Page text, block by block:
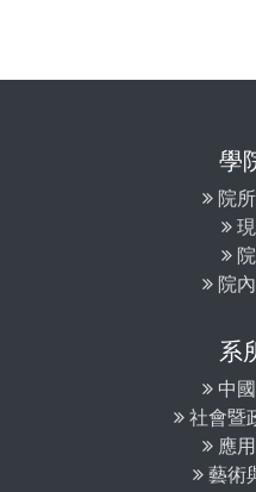
學
院
現
院
院
系
中
社會暨
應
藝術